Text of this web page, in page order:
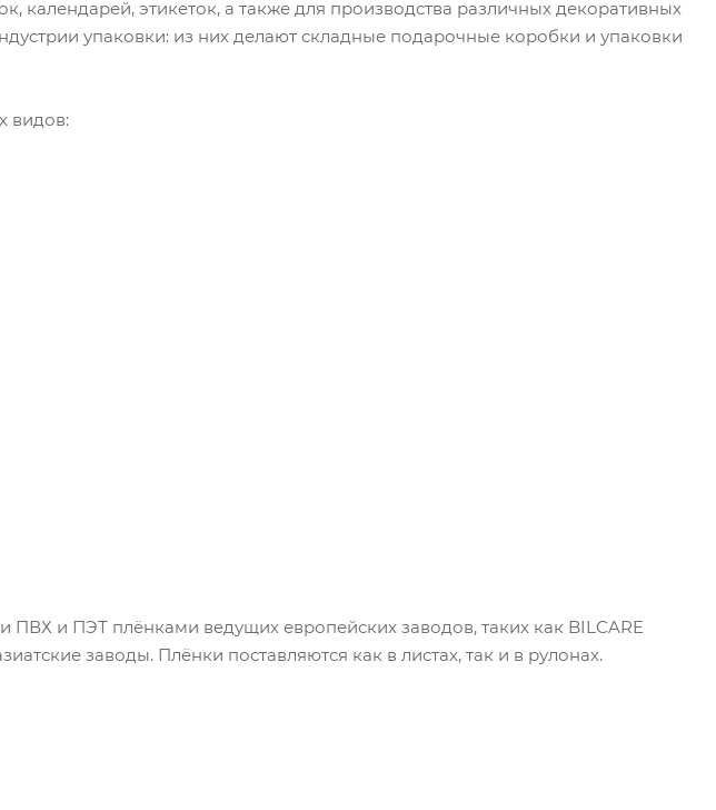
календарей, этикеток, а также для производства различных декоративных
упаковки: из них делают складные подарочные коробки и упаковки
видов:
ПВХ и ПЭТ плёнками ведущих европейских заводов, таких как BILCARE
заводы. Плёнки поставляются как в листах, так и в рулонах.